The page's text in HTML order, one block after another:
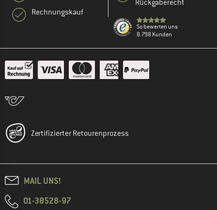
Rechnungskauf
Rückgaberecht
So bewerten uns
8.798 Kunden
Zertifizierter Retourenprozess
MAIL UNS!
01-38528-97